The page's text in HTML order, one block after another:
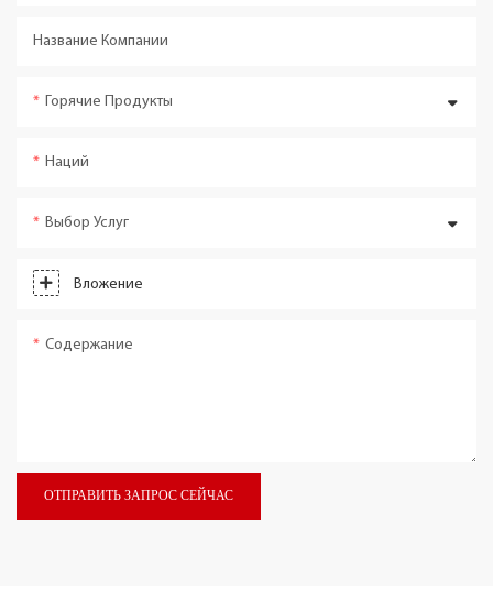
Название Компании
Горячие Продукты
Наций
Выбор Услуг
Вложение
Содержание
ОТПРАВИТЬ ЗАПРОС СЕЙЧАС